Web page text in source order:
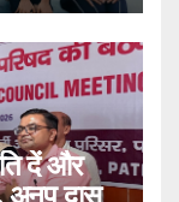
दें और